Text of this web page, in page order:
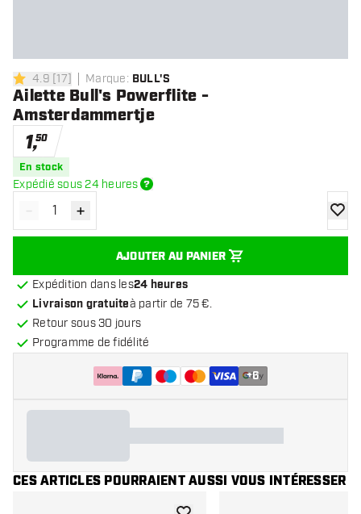
4.9 étoiles de notation
4.9 [17] Marque: BULL'S
Ailette Bull's Powerflite -
Amsterdammertje
1,50
En stock
Expédié sous 24 heures
Diminuer la quantité
- Augmenter la quantité
+
AJOUTER AU PANIER
Expédition dans les24 heures
Livraison gratuiteà partir de 75 €.
Retour sous 30 jours
Programme de fidélité
+6
CES ARTICLES POURRAIENT AUSSI VOUS INTÉRESSER